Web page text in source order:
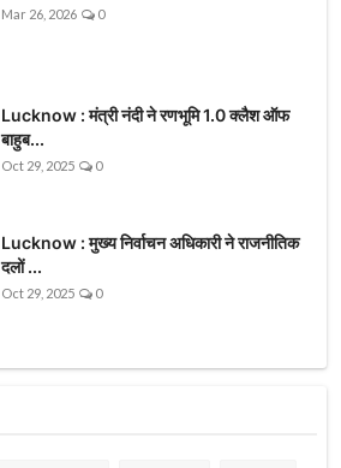
Mar 26, 2026 0
Lucknow : मंत्री नंदी ने रणभूमि 1.0 क्लैश ऑफ
बाहुब...
Oct 29, 2025 0
Lucknow : मुख्य निर्वाचन अधिकारी ने राजनीतिक
दलों ...
Oct 29, 2025 0